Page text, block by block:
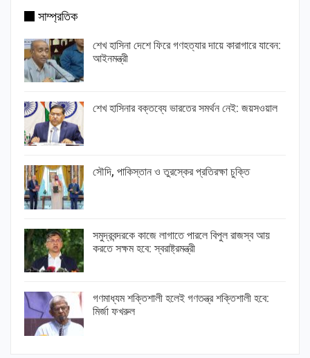
সাম্প্রতিক
শেখ হাসিনা দেশে ফিরে গণহত্যার দায়ে কারাগারে যাবেন:
আইনমন্ত্রী
শেখ হাসিনার বক্তব্যে ভারতের সমর্থন নেই: জয়সওয়াল
সৌদি, পাকিস্তান ও তুরস্কের প্রতিরক্ষা চুক্তি
সমুদ্রবন্দরকে কাজে লাগাতে পারলে বিপুল রাজস্ব আয়
করতে সক্ষম হবে: স্বরাষ্ট্রমন্ত্রী
গণমাধ্যম শক্তিশালী হলেই গণতন্ত্র শক্তিশালী হবে:
মির্জা ফখরুল